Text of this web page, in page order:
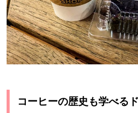
コーヒーの歴史も学べる